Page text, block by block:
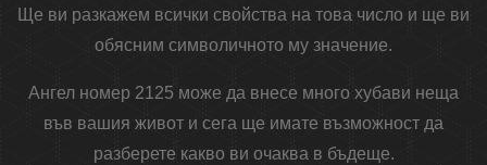
Ще ви разкажем всички свойства на това число и ще ви
обясним символичното му значение.
Ангел номер 2125 може да внесе много хубави неща
във вашия живот и сега ще имате възможност да
разберете какво ви очаква в бъдеще.